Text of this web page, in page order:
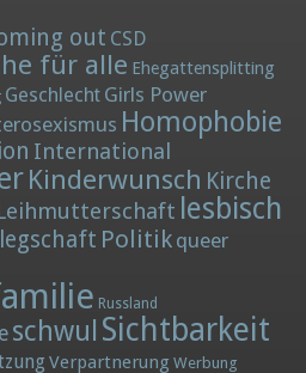
out CSD
für alle Ehegattensplitting
Geschlecht Girls Power
Homophobie
International
Kinderwunsch Kirche
lesbisch
Politik queer
Russland
schwul Sichtbarkeit
Verpartnerung Werbung